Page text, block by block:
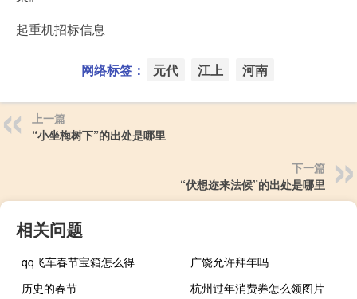
起重机招标信息
网络标签： 元代 江上 河南
上一篇
“小坐梅树下”的出处是哪里
下一篇
“伏想迩来法候”的出处是哪里
相关问题
qq飞车春节宝箱怎么得
广饶允许拜年吗
历史的春节
杭州过年消费券怎么领图片